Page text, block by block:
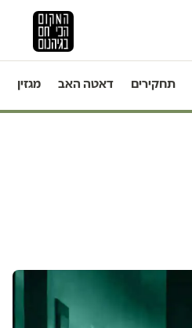
תחקירים דאטה האב מגזין